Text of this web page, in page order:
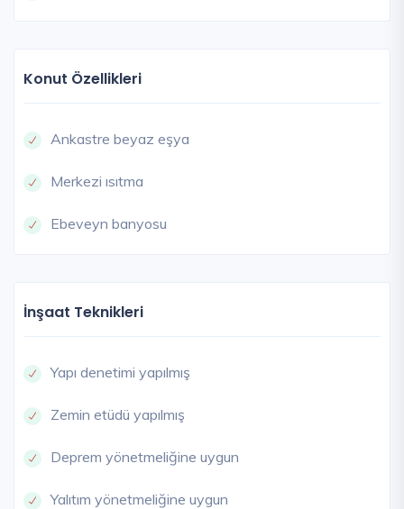
Konut Özellikleri
Ankastre beyaz eşya
Merkezi ısıtma
Ebeveyn banyosu
İnşaat Teknikleri
Yapı denetimi yapılmış
Zemin etüdü yapılmış
Deprem yönetmeliğine uygun
Yalıtım yönetmeliğine uygun